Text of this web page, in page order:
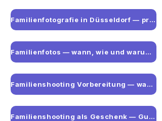
Familienfotografie in Düsseldorf — professionelles Studio
Familienfotos — wann, wie und warum professionell
Familienshooting Vorbereitung — was Familien wissen müssen
Familienshooting als Geschenk — Gutschein für besondere Anlässe